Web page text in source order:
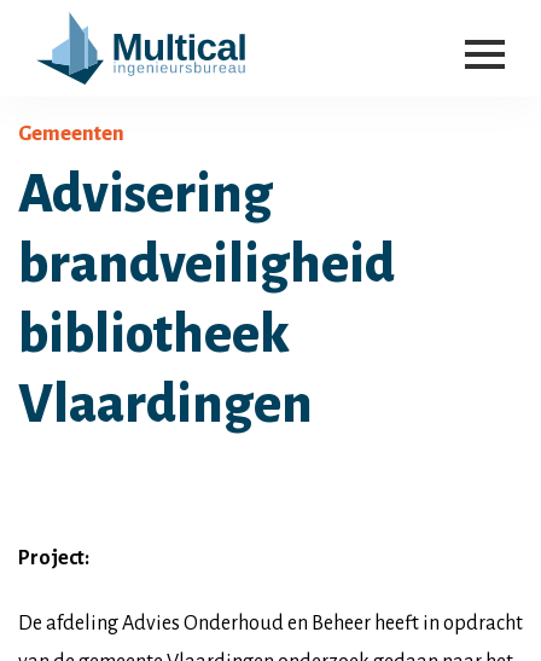
Gemeenten
Advisering
brandveiligheid
bibliotheek
Vlaardingen
Project:
De afdeling Advies Onderhoud en Beheer heeft in opdracht